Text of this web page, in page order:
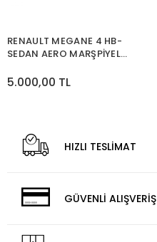
RENAULT MEGANE 4 HB-
SEDAN AERO MARŞPİYEL
5.000,00 TL
HIZLI TESLİMAT
GÜVENLİ ALIŞVERİŞ